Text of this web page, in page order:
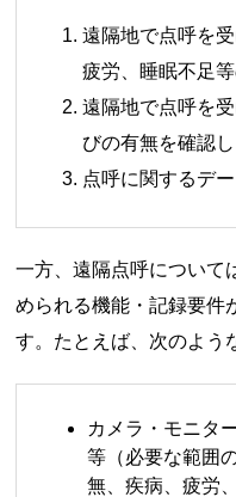
遠隔地で点呼を
疲労、睡眠不足
遠隔地で点呼を
びの有無を確認
点呼に関するデ
一方、遠隔点呼について
められる機能・記録要件
す。たとえば、次のよう
カメラ・モニタ
等（必要な範囲
無、疾病、疲労